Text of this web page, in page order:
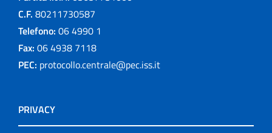
C.F. 80211730587
Telefono: 06 4990 1
Fax: 06 4938 7118
PEC: protocollo.centrale@pec.iss.it
PRIVACY